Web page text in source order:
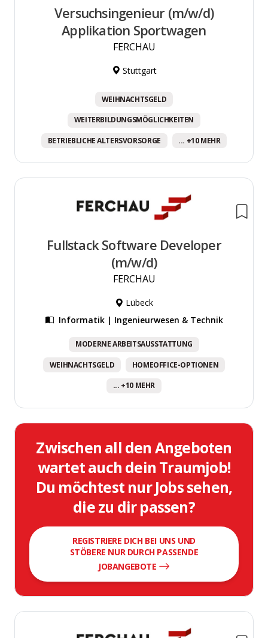
Versuchsingenieur (m/w/d)
Applikation Sportwagen
FERCHAU
Stuttgart
WEIHNACHTSGELD
WEITERBILDUNGSMÖGLICHKEITEN
BETRIEBLICHE ALTERSVORSORGE ... +10 MEHR
Fullstack Software Developer
(m/w/d)
FERCHAU
Lübeck
Informatik | Ingenieurwesen & Technik
MODERNE ARBEITSAUSSTATTUNG
WEIHNACHTSGELD HOMEOFFICE-OPTIONEN
... +10 MEHR
Zwischen all den Angeboten
wartet auch dein Traumjob!
Du möchtest nur Jobs sehen,
die zu dir passen?
REGISTRIERE DICH BEI UNS UND
STÖBERE NUR DURCH PASSENDE
JOBANGEBOTE